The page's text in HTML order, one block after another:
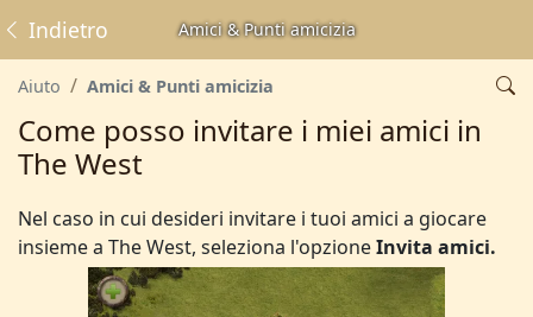
Amici & Punti amicizia
Indietro
Aiuto Amici & Punti amicizia
Come posso invitare i miei amici in
The West
Nel caso in cui desideri invitare i tuoi amici a giocare
insieme a The West, seleziona l'opzioneInvita amici.